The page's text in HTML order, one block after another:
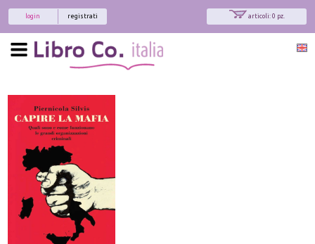
articoli: 0 pz.
registrati
login